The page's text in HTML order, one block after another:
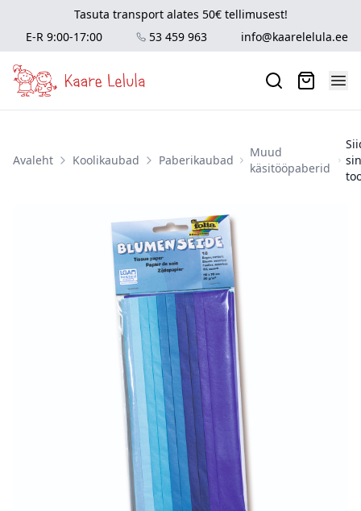
Tasuta transport alates 50€ tellimusest!
E-R 9:00-17:00
53 459 963 info@kaarelelula.ee
Avaleht Koolikaubad Paberikaubad
Muud
käsitööpaberid